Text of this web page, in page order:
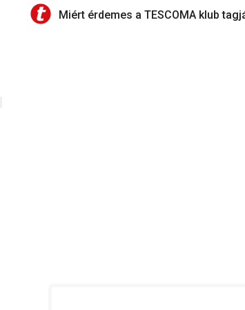
Miért érdemes a TESCOMA klub